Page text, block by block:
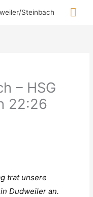
Steinbach
– HSG
22:26
trat unsere
Dudweiler an.